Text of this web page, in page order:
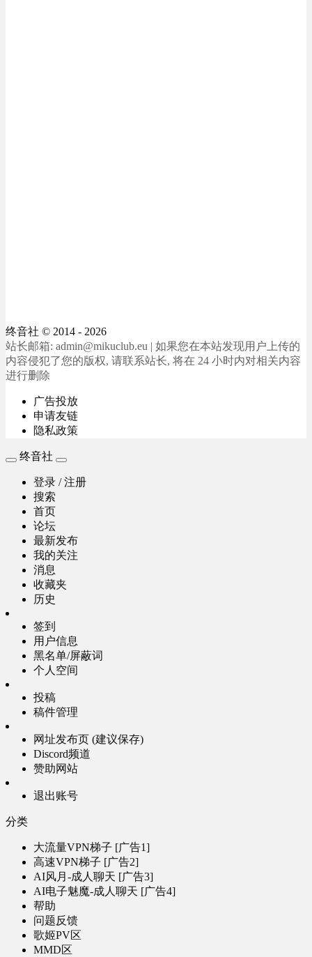
终音社 © 2014 - 2026
站长邮箱: admin@mikuclub.eu | 如果您在本站发现用户上传的
内容侵犯了您的版权, 请联系站长, 将在 24 小时内对相关内容
进行删除
广告投放
申请友链
隐私政策
终音社
登录 / 注册
搜索
首页
论坛
最新发布
我的关注
消息
收藏夹
历史
签到
用户信息
黑名单/屏蔽词
个人空间
投稿
稿件管理
网址发布页 (建议保存)
Discord频道
赞助网站
退出账号
分类
大流量VPN梯子 [广告1]
高速VPN梯子 [广告2]
AI风月-成人聊天 [广告3]
AI电子魅魔-成人聊天 [广告4]
帮助
问题反馈
歌姬PV区
MMD区